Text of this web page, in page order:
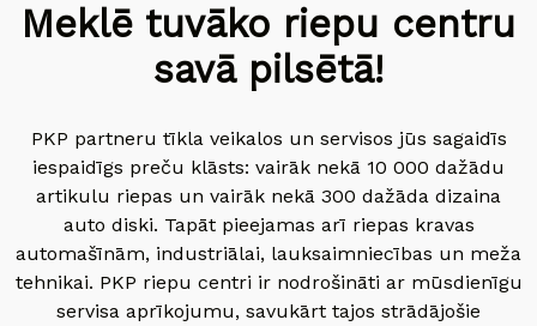
Meklē tuvāko riepu centru
savā pilsētā!
PKP partneru tīkla veikalos un servisos jūs sagaidīs
iespaidīgs preču klāsts: vairāk nekā 10 000 dažādu
artikulu riepas un vairāk nekā 300 dažāda dizaina
auto diski. Tapāt pieejamas arī riepas kravas
automašīnām, industriālai, lauksaimniecības un meža
tehnikai. PKP riepu centri ir nodrošināti ar mūsdienīgu
servisa aprīkojumu, savukārt tajos strādājošie